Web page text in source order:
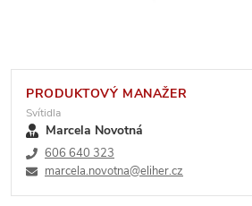
PRODUKTOVÝ MANAŽER
Svítidla
Marcela Novotná
606 640 323
marcela.novotna@eliher.cz